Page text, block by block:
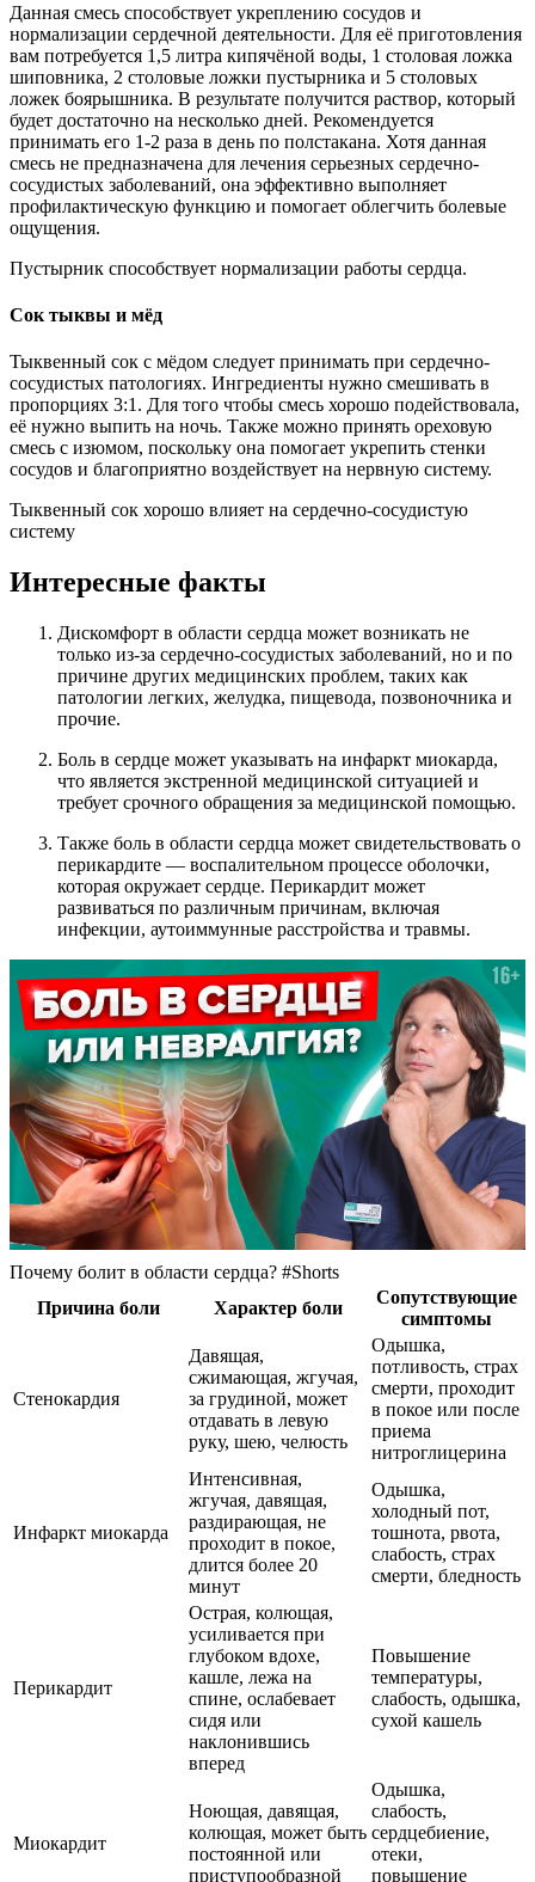
Данная смесь способствует укреплению сосудов и
нормализации сердечной деятельности. Для её приготовления
вам потребуется 1,5 литра кипячёной воды, 1 столовая ложка
шиповника, 2 столовые ложки пустырника и 5 столовых
ложек боярышника. В результате получится раствор, который
будет достаточно на несколько дней. Рекомендуется
принимать его 1-2 раза в день по полстакана. Хотя данная
смесь не предназначена для лечения серьезных сердечно-
сосудистых заболеваний, она эффективно выполняет
профилактическую функцию и помогает облегчить болевые
ощущения.
Пустырник способствует нормализации работы сердца.
Сок тыквы и мёд
Тыквенный сок с мёдом следует принимать при сердечно-
сосудистых патологиях. Ингредиенты нужно смешивать в
пропорциях 3:1. Для того чтобы смесь хорошо подействовала,
её нужно выпить на ночь. Также можно принять ореховую
смесь с изюмом, поскольку она помогает укрепить стенки
сосудов и благоприятно воздействует на нервную систему.
Тыквенный сок хорошо влияет на сердечно-сосудистую
систему
Интересные факты
Дискомфорт в области сердца может возникать не
только из-за сердечно-сосудистых заболеваний, но и по
причине других медицинских проблем, таких как
патологии легких, желудка, пищевода, позвоночника и
прочие.
Боль в сердце может указывать на инфаркт миокарда,
что является экстренной медицинской ситуацией и
требует срочного обращения за медицинской помощью.
Также боль в области сердца может свидетельствовать о
перикардите — воспалительном процессе оболочки,
которая окружает сердце. Перикардит может
развиваться по различным причинам, включая
инфекции, аутоиммунные расстройства и травмы.
Почему болит в области сердца? #Shorts
Причина боли
Характер боли
Сопутствующие
симптомы
Стенокардия
Давящая,
сжимающая, жгучая,
за грудиной, может
отдавать в левую
руку, шею, челюсть
Одышка,
потливость, страх
смерти, проходит
в покое или после
приема
нитроглицерина
Инфаркт миокарда
Интенсивная,
жгучая, давящая,
раздирающая, не
проходит в покое,
длится более 20
минут
Одышка,
холодный пот,
тошнота, рвота,
слабость, страх
смерти, бледность
Перикардит
Острая, колющая,
усиливается при
глубоком вдохе,
кашле, лежа на
спине, ослабевает
сидя или
наклонившись
вперед
Повышение
температуры,
слабость, одышка,
сухой кашель
Миокардит
Ноющая, давящая,
колющая, может быть
постоянной или
приступообразной
Одышка,
слабость,
сердцебиение,
отеки,
повышение